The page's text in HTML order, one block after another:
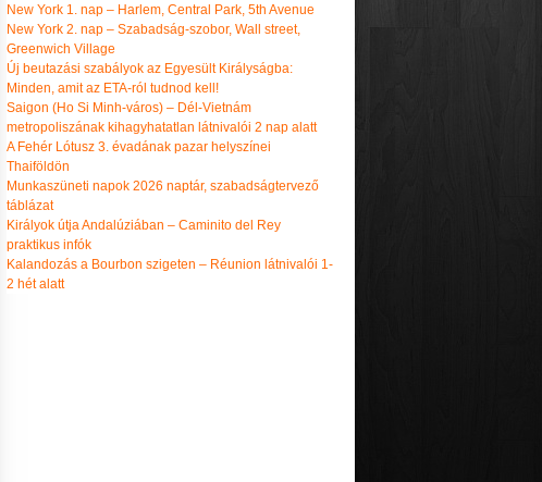
New York 1. nap – Harlem, Central Park, 5th Avenue
New York 2. nap – Szabadság-szobor, Wall street,
Greenwich Village
Új beutazási szabályok az Egyesült Királyságba:
Minden, amit az ETA-ról tudnod kell!
Saigon (Ho Si Minh-város) – Dél-Vietnám
metropoliszának kihagyhatatlan látnivalói 2 nap alatt
A Fehér Lótusz 3. évadának pazar helyszínei
Thaiföldön
Munkaszüneti napok 2026 naptár, szabadságtervező
táblázat
Királyok útja Andalúziában – Caminito del Rey
praktikus infók
Kalandozás a Bourbon szigeten – Réunion látnivalói 1-
2 hét alatt